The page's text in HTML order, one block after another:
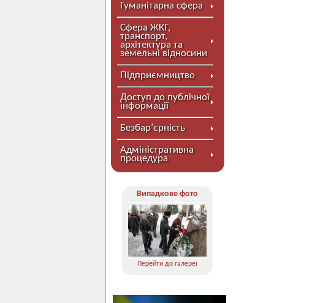
Гуманітарна сфера
Сфера ЖКГ,
транспорт,
архітектура та
земельні відносини
Підприємництво
Доступ до публічної
інформації
Безбар’єрність
Адміністративна
процедура
Випадкове фото
Перейти до галереї